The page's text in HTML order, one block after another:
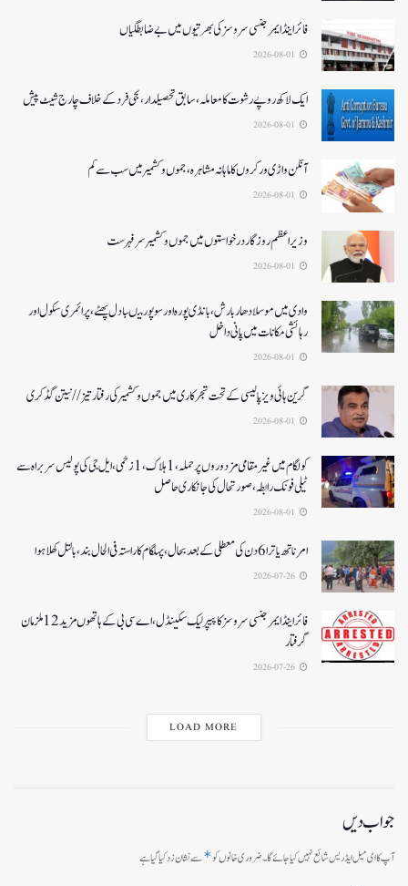
فائر اینڈ ایمرجنسی سروسزکی بھرتیوں میں بے ضابطگیاں
ایک لاکھ روپے رشوت کا معاملہ،سابق تحصیلدار، نجی فرد کے خلاف چارج شیٹ پیش
آنگن واڑی ورکروں کا ماہانہ مشاہرہ، جموں و کشمیر میں سب سے کم
وزیر اعظم روزگار درخواستوں میں جموں و کشمیر سرفہرست
وادی میں موسلادھار بارش،بانڈی پورہ اور سوپور میںبادل پھٹے، پرائمری سکول اور
رہائشی مکانات میں پانی داخل
گرین ہائی ویز پالیسی کے تحت شجرکاری میں جموں و کشمیر کی رفتار تیز// نیتن گڈکری
کولگام میں غیر مقامی مزدوروں پر حملہ،1ہلاک،1زخمی،ایل جی کی پولیس سربراہ سے
ٹیلی فونک رابطہ، صورتحال کی جانکاری حاصل
امرناتھ یاترا 6دن کی معطلی کے بعد بحال،پہلگام کا راستہ فی الحال بند، بالتل کھلا ہوا
فائر اینڈ ایمرجنسی سروسز کا پیپر لیک سکینڈل،اے سی بی کے ہاتھوں مزید 12 ملزمان
گرفتار
LOAD MORE
جواب دیں
آپ کا ای میل ایڈریس شائع نہیں کیا جائے گا۔ضروری خانوں کو*سے نشان زد کیا گیا ہے